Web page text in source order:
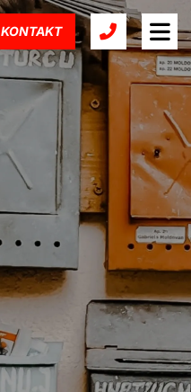
KONTAKT